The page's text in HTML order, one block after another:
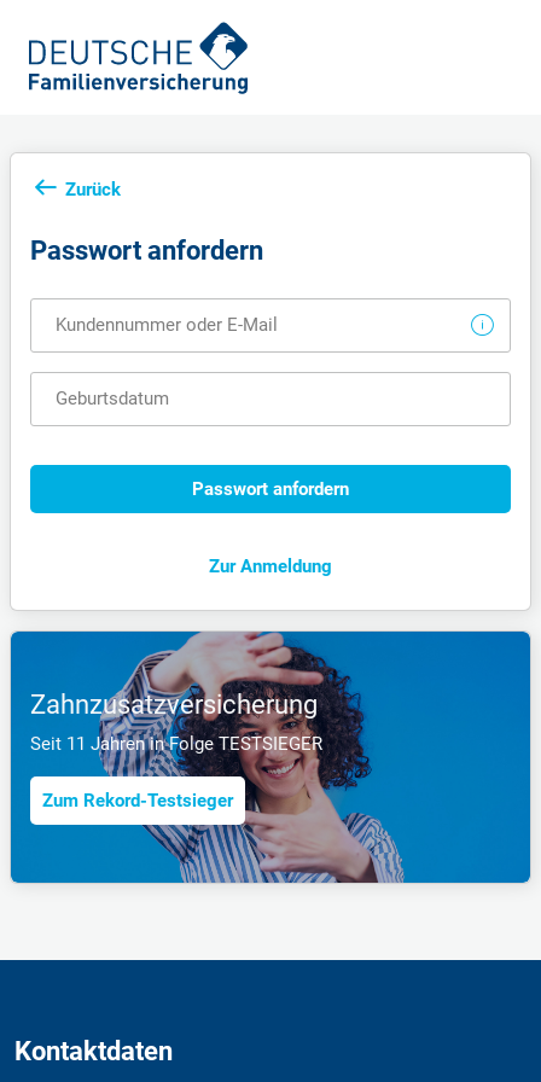
Zurück
Passwort anfordern
Kundennummer oder E-Mail
Geburtsdatum
Passwort anfordern
Zur Anmeldung
Zahnzusatzversicherung
Seit 11 Jahren in Folge TESTSIEGER
Zum Rekord-Testsieger
Kontaktdaten